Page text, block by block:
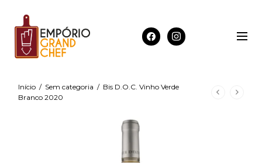
Início / Sem categoria / Bis D.O.C. Vinho Verde
Branco 2020